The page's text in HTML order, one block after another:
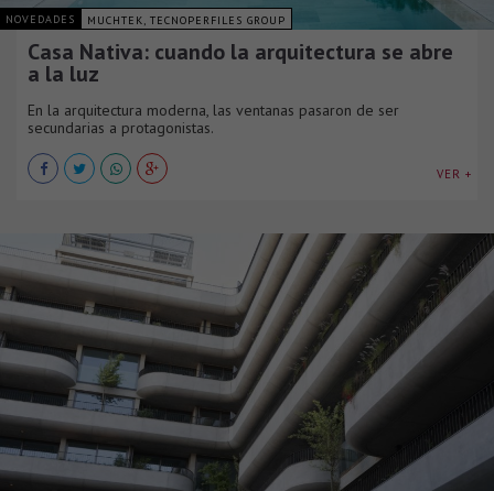
NOVEDADES MUCHTEK, TECNOPERFILES GROUP
Casa Nativa: cuando la arquitectura se abre
a la luz
En la arquitectura moderna, las ventanas pasaron de ser
secundarias a protagonistas.
VER +